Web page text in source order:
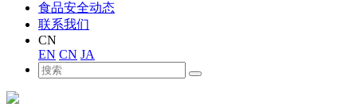
食品安全动态
联系我们
CN
EN CN JA